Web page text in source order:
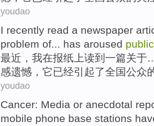
youdao
I recently read a newspaper
problem of... has aroused public
最近 ， 我在报纸上读到 一篇关
感遗憾，它已经引起了全国公众
youdao
Cancer: Media or anecdotal
mobile phone base stations